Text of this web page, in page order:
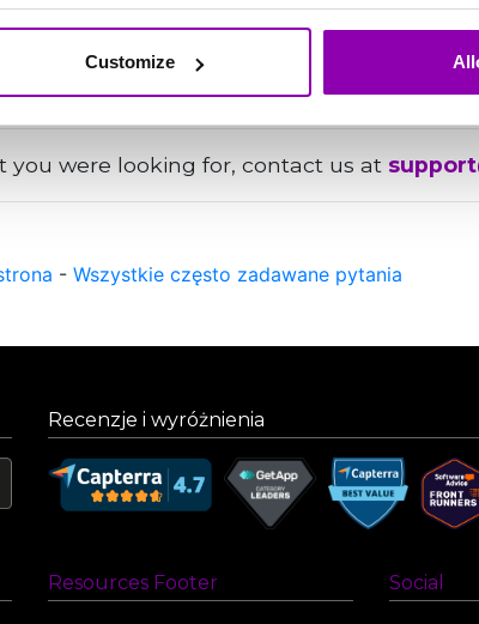
Customize
your work and cannot be postponed.
were looking for, contact us at
- Wszystkie często zadawane pytania
Recenzje i wyróżnienia
Resources Footer Social